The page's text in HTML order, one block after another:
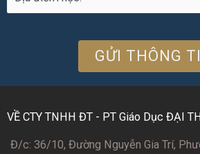
VỀ CTY TNHH ĐT - PT Giáo Dục ĐẠI
Đ/c: 36/10, Đường Nguyễn Gia Trí,